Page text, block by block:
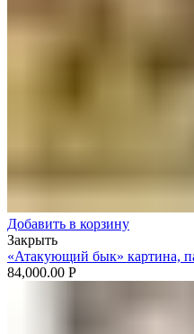
Добавить в корзину
Закрыть
«Атакующий бык» картина,
84,000.00 Р